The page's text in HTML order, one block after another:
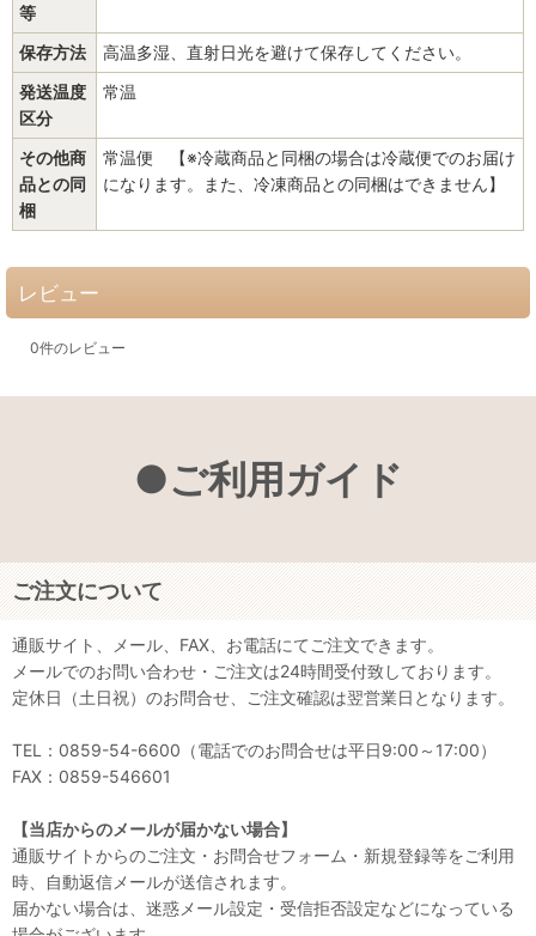
等
保存方法
高温多湿、直射日光を避けて保存してください。
発送温度
区分
常温
その他商
品との同
梱
常温便 【※冷蔵商品と同梱の場合は冷蔵便でのお届け
になります。また、冷凍商品との同梱はできません】
レビュー
0件のレビュー
●ご利用ガイド
ご注文について
通販サイト、メール、FAX、お電話にてご注文できます。
メールでのお問い合わせ・ご注文は24時間受付致しております。
定休日（土日祝）のお問合せ、ご注文確認は翌営業日となります。
TEL：0859-54-6600（電話でのお問合せは平日9:00～17:00）
FAX：0859-546601
【当店からのメールが届かない場合】
通販サイトからのご注文・お問合せフォーム・新規登録等をご利用
時、自動返信メールが送信されます。
届かない場合は、迷惑メール設定・受信拒否設定などになっている